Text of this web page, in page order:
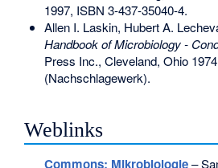
1997, ISBN 3-437-35040-4.
Allen I. Laskin, Hubert A.
Handbook of Microbiology -
Press Inc., Cleveland, Ohio
(Nachschlagewerk).
Weblinks
Commons: Mikrobiologie–